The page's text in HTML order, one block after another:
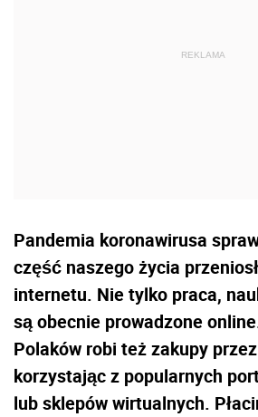
Pandemia koronawirusa
część naszego życia
internetu. Nie tylko praca,
są obecnie prowadzone
Polaków robi też zakupy
korzystając z popularnych
lub sklepów wirtualnych.